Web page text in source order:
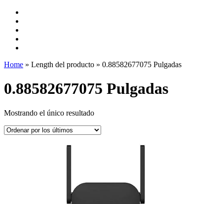
Home » Length del producto » 0.88582677075 Pulgadas
0.88582677075 Pulgadas
Mostrando el único resultado